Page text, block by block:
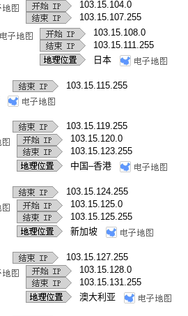
103.15.104.0
103.15.107.255
103.15.108.0
103.15.111.255
日本
103.15.115.255
103.15.119.255
103.15.120.0
103.15.123.255
中国–香港
103.15.124.255
103.15.125.0
103.15.125.255
新加坡
103.15.127.255
103.15.128.0
103.15.131.255
澳大利亚